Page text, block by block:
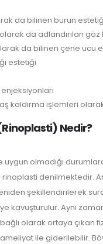
da bilinen burun
da adlandırılan göz
da bilinen çene ucu
estetiği
kaldırma işlemleri
Nedir?
uygun olmadığı
denilmektedir.
şekillendirilerek
kavuşturulur. Aynı
olarak ortaya çıkan
ameliyat ile giderilebilir.